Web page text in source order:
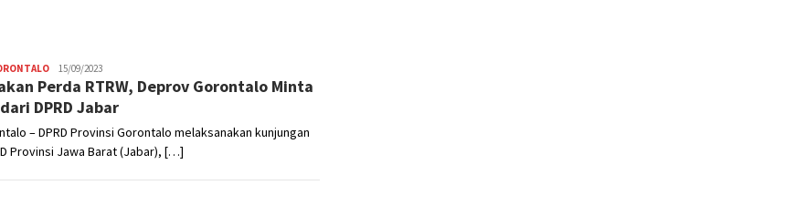
Hendra
Usman
15/09/2023
Perda RTRW, Deprov Gorontalo Minta
DPRD Jabar
– DPRD Provinsi Gorontalo melaksanakan kunjungan
Provinsi Jawa Barat (Jabar), […]